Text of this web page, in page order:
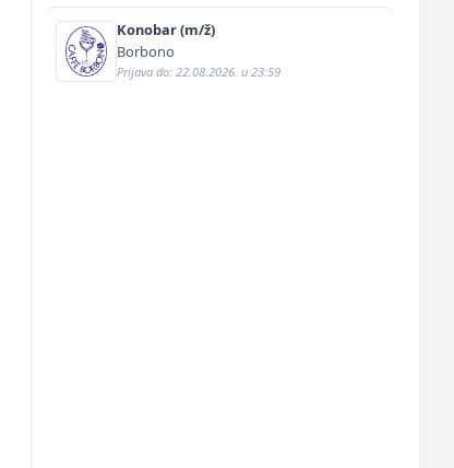
Konobar (m/ž)
Borbono
Prijava do: 22.08.2026. u 23:59